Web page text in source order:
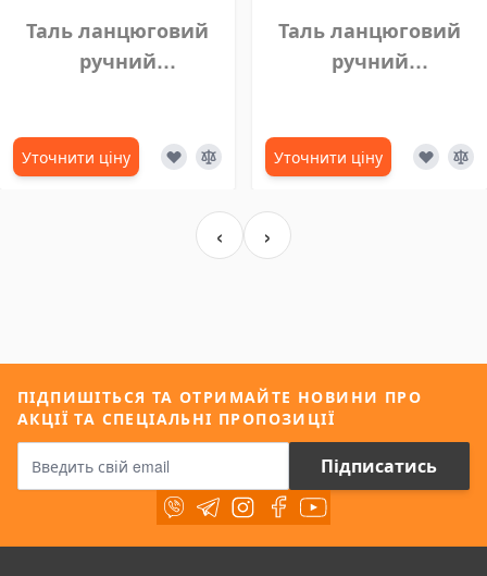
Таль ланцюговий
ручний
VITAL 1 тонна 10 м
Уточнити ціну
Таль ланцюговий
ручний
VITAL 3 тонни 7 м
Уточнити ціну
‹ ›
ПІДПИШІТЬСЯ ТА ОТРИМАЙТЕ НОВИНИ ПРО
АКЦІЇ ТА СПЕЦІАЛЬНІ ПРОПОЗИЦІЇ
Підписатись
ViberTelegramInstagram
Facebook
Youtube